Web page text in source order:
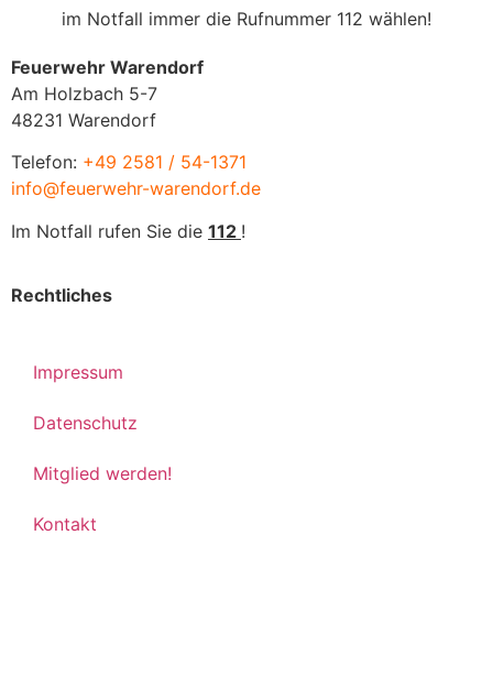
im Notfall immer die Rufnummer 112 wählen!
Feuerwehr Warendorf
Am Holzbach 5-7
48231 Warendorf
Telefon: +49 2581 / 54-1371
info@feuerwehr-warendorf.de
Im Notfall rufen Sie die 112 !
Rechtliches
Impressum
Datenschutz
Mitglied werden!
Kontakt